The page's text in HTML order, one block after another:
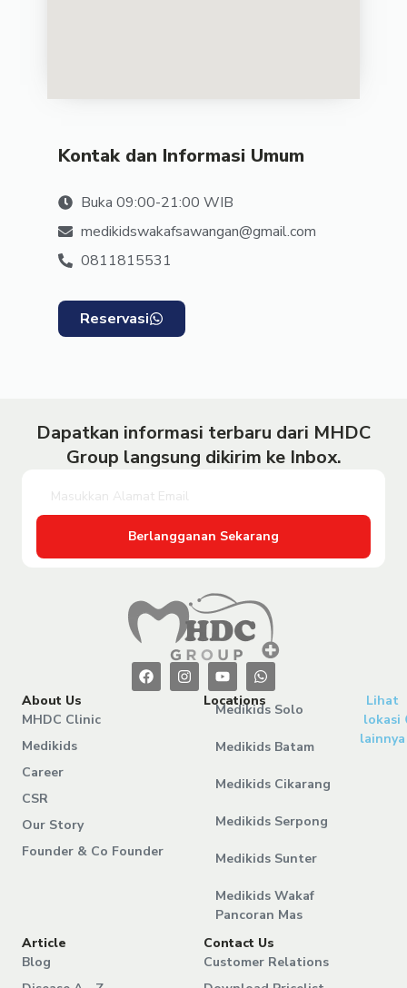
Kontak dan Informasi Umum
Buka 09:00-21:00 WIB
medikidswakafsawangan@gmail.com
0811815531
Reservasi
Dapatkan informasi terbaru dari MHDC
Group langsung dikirim ke Inbox.
Berlangganan Sekarang
About Us
MHDC Clinic
Medikids
Career
CSR
Our Story
Founder & Co Founder
Locations
Medikids Solo
Medikids Batam
Medikids Cikarang
Medikids Serpong
Medikids Sunter
Medikids Wakaf
Pancoran Mas
Lihat
lokasi
lainnya
Article
Blog
Contact Us
Customer Relations